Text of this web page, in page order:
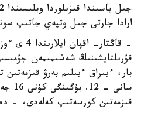
ارادا جارتى جىل وتپەي جاتىپ
- قاڭتار-
قۇرىلتايشىنىڭ شەشىمىمەن
بار، ءبىراق ءبىلىم بەرۋ قىزمەتىن
قىزمەتىن كورسەتىپ كەلەدى، -